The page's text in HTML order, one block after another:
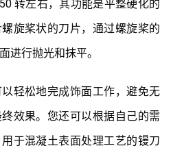
转左右，其功能是平整硬化的
旋桨状的刀片，通过螺旋桨的
进行抛光和抹平。
轻松地完成饰面工作，避免无
效果。您还可以根据自己的需
于混凝土表面处理工艺的镘刀